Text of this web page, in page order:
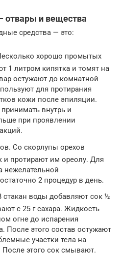
отвары и вещества
средства — это:
хорошо промытых
1 литром кипятка и томят на
остужают до комнатной
для протирания
кожи после эпиляции.
внутрь и
при проявлении
Со скорлупы орехов
и протирают им ореолу. Для
нежелательной
2 процедур в день.
воды добавляют сок ½
с 25 г сахара. Жидкость
огне до испарения
После этого состав остужают
участки тела на
После этого сок смывают.